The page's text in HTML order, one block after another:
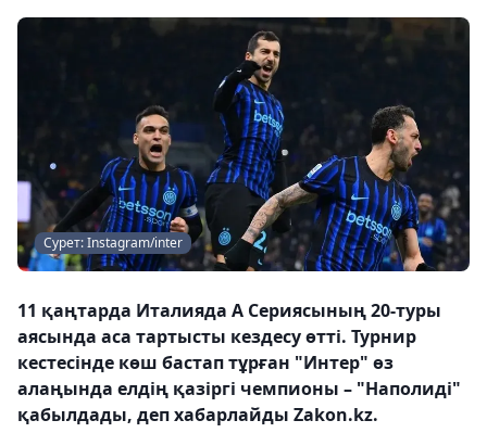
Сурет: Instagram/inter
11 қаңтарда Италияда А Сериясының 20-туры
аясында аса тартысты кездесу өтті. Турнир
кестесінде көш бастап тұрған "Интер" өз
алаңында елдің қазіргі чемпионы – "Наполиді"
қабылдады, деп хабарлайды Zakon.kz.